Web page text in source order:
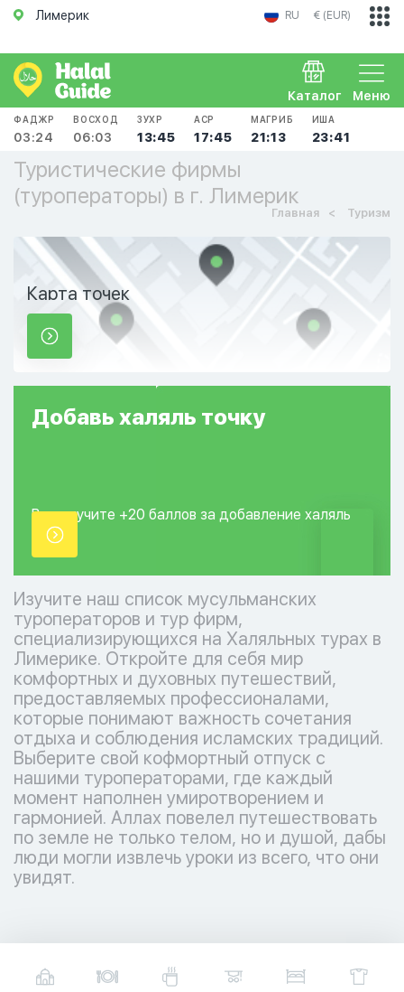
Лимерик RU € (EUR)
Меню
Каталог
ФАДЖР
03:24
ВОСХОД
06:03
ЗУХР
13:45
АСР
17:45
МАГРИБ
21:13
ИША
23:41
Туристические фирмы
(туроператоры) в г. Лимерик
Главная Туризм
Карта точек
Добавь халяль точку
Вы получите +20 баллов за добавление халяль
точки.
Изучите наш список мусульманских
туроператоров и тур фирм,
специализирующихся на Халяльных турах в
Лимерике. Откройте для себя мир
комфортных и духовных путешествий,
предоставляемых профессионалами,
которые понимают важность сочетания
отдыха и соблюдения исламских традиций.
Выберите свой кофмортный отпуск с
нашими туроператорами, где каждый
момент наполнен умиротворением и
гармонией. Аллах повелел путешествовать
по земле не только телом, но и душой, дабы
люди могли извлечь уроки из всего, что они
увидят.